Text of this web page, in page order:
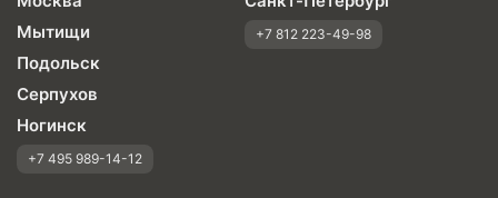
Мытищи
Подольск
Серпухов
Ногинск
+7 495 989-14-12
+7 812 223-49-98